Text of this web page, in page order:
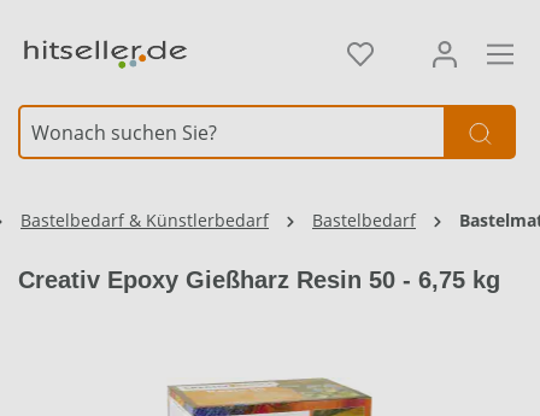
Bastelbedarf & Künstlerbedarf Bastelbedarf
Creativ Epoxy Gießharz Resin 50 - 6,75 kg